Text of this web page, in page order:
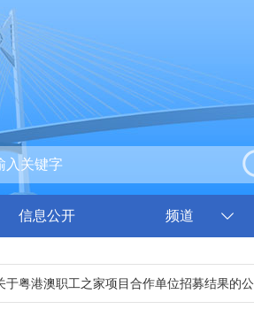
信息公开 频道
粤港澳职工之家项目合作单位招募结果的公告